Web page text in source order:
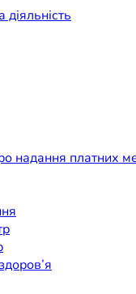
надання платних